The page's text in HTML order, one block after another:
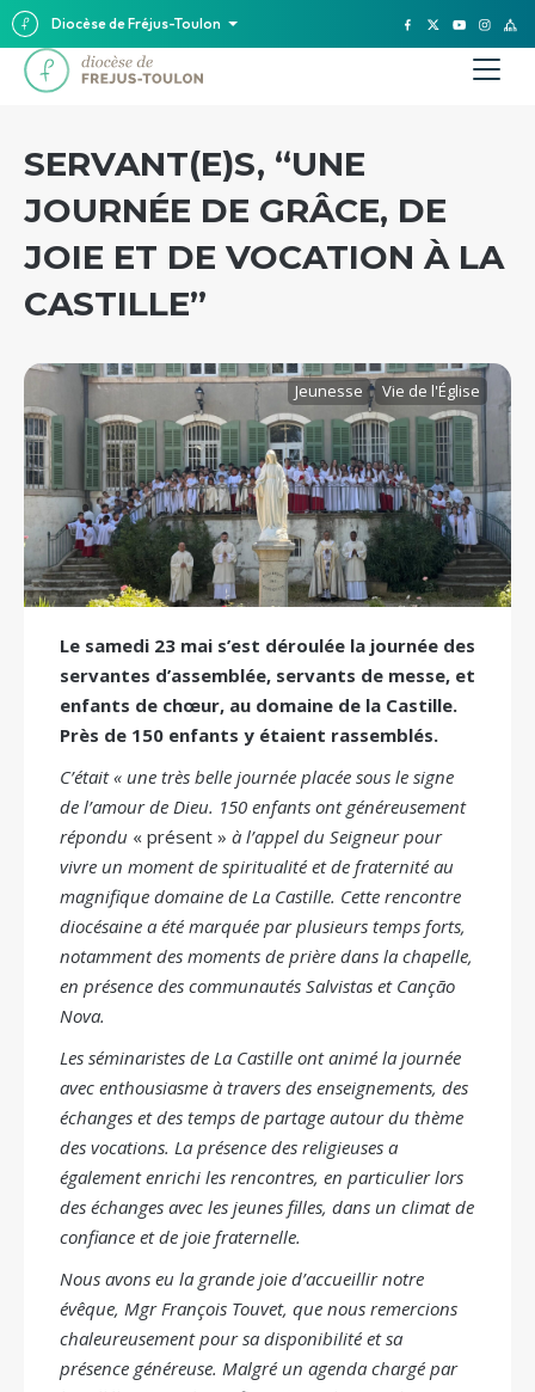
Diocèse de Fréjus-Toulon
SERVANT(E)S, “UNE
JOURNÉE DE GRÂCE, DE
JOIE ET DE VOCATION À LA
CASTILLE”
Jeunesse Vie de l'Église
Le samedi 23 mai s’est déroulée la journée des
servantes d’assemblée, servants de messe, et
enfants de chœur, au domaine de la Castille.
Près de 150 enfants y étaient rassemblés.
C’était « une très belle journée placée sous le signe
de l’amour de Dieu. 150 enfants ont généreusement
répondu « présent » à l’appel du Seigneur pour
vivre un moment de spiritualité et de fraternité au
magnifique domaine de La Castille. Cette rencontre
diocésaine a été marquée par plusieurs temps forts,
notamment des moments de prière dans la chapelle,
en présence des communautés Salvistas et Canção
Nova.
Les séminaristes de La Castille ont animé la journée
avec enthousiasme à travers des enseignements, des
échanges et des temps de partage autour du thème
des vocations. La présence des religieuses a
également enrichi les rencontres, en particulier lors
des échanges avec les jeunes filles, dans un climat de
confiance et de joie fraternelle.
Nous avons eu la grande joie d’accueillir notre
évêque, Mgr François Touvet, que nous remercions
chaleureusement pour sa disponibilité et sa
présence généreuse. Malgré un agenda chargé par